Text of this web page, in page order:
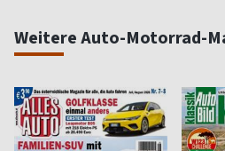
Weitere Auto-Motorrad-